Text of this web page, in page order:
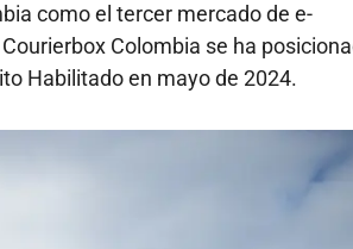
como el tercer mercado de e-
Colombia se ha
Habilitado en mayo de 2024.